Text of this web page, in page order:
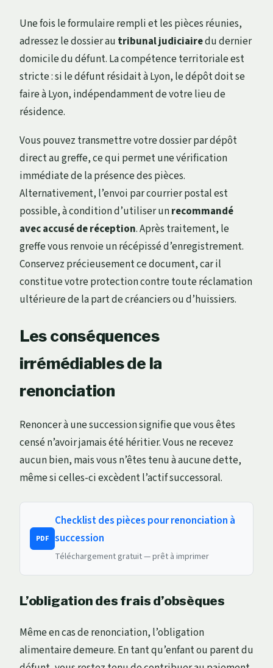
Une fois le formulaire rempli et les pièces réunies,
adressez le dossier au tribunal judiciairedu dernier
domicile du défunt. La compétence territoriale est
stricte : si le défunt résidait à Lyon, le dépôt doit se
faire à Lyon, indépendamment de votre lieu de
résidence.
Vous pouvez transmettre votre dossier par dépôt
direct au greffe, ce qui permet une vérification
immédiate de la présence des pièces.
Alternativement, l’envoi par courrier postal est
possible, à condition d’utiliser unrecommandé
avec accusé de réception. Après traitement, le
greffe vous renvoie un récépissé d’enregistrement.
Conservez précieusement ce document, car il
constitue votre protection contre toute réclamation
ultérieure de la part de créanciers ou d’huissiers.
Les conséquences
irrémédiables de la
renonciation
Renoncer à une succession signifie que vous êtes
censé n’avoir jamais été héritier. Vous ne recevez
aucun bien, mais vous n’êtes tenu à aucune dette,
même si celles-ci excèdent l’actif successoral.
PDF
Checklist des pièces pour renonciation à
succession
Téléchargement gratuit — prêt à imprimer
L’obligation des frais d’obsèques
Même en cas de renonciation, l’obligation
alimentaire demeure. En tant qu’enfant ou parent du